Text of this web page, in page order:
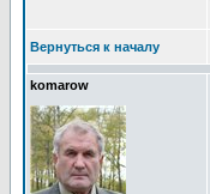
Вернуться к началу
komarow